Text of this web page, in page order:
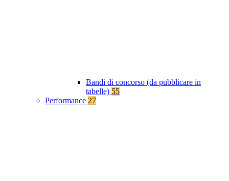
Bandi di concorso (da pubblicare in
tabelle) 55
Performance 27